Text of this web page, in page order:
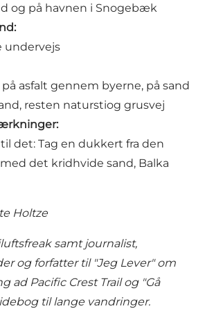
og på havnen i Snogebæk
undervejs
asfalt gennem byerne, på sand
, resten naturstiog grusvej
det: Tag en dukkert fra den
det kridhvide sand, Balka
Holtze
samt journalist,
og forfatter til "Jeg Lever" om
ad Pacific Crest Trail og "Gå
til lange vandringer.